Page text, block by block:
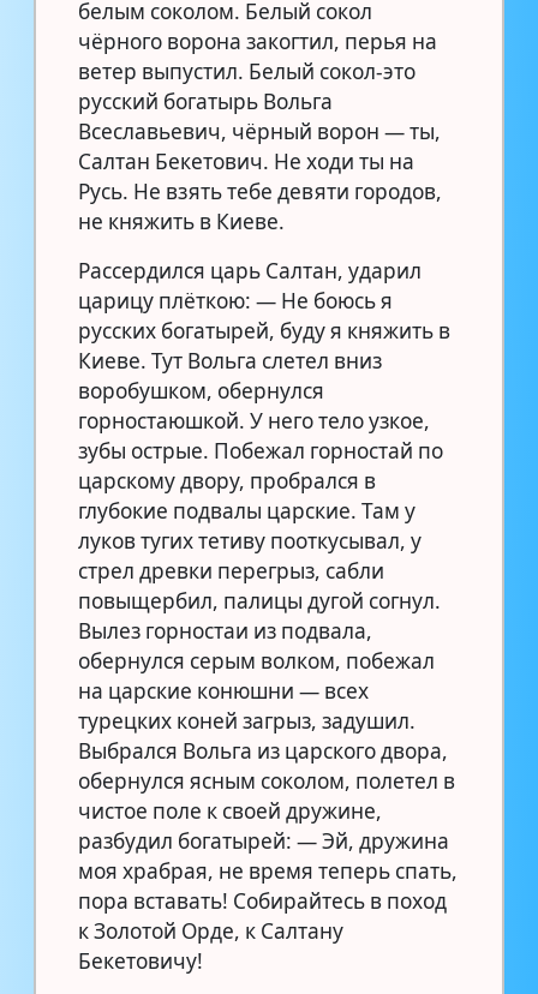
белым соколом. Белый сокол
чёрного ворона закогтил, перья на
ветер выпустил. Белый сокол-это
русский богатырь Вольга
Всеславьевич, чёрный ворон — ты,
Салтан Бекетович. Не ходи ты на
Русь. Не взять тебе девяти городов,
не княжить в Киеве.
Рассердился царь Салтан, ударил
царицу плёткою: — Не боюсь я
русских богатырей, буду я княжить в
Киеве. Тут Вольга слетел вниз
воробушком, обернулся
горностаюшкой. У него тело узкое,
зубы острые. Побежал горностай по
царскому двору, пробрался в
глубокие подвалы царские. Там у
луков тугих тетиву пооткусывал, у
стрел древки перегрыз, сабли
повыщербил, палицы дугой согнул.
Вылез горностаи из подвала,
обернулся серым волком, побежал
на царские конюшни — всех
турецких коней загрыз, задушил.
Выбрался Вольга из царского двора,
обернулся ясным соколом, полетел в
чистое поле к своей дружине,
разбудил богатырей: — Эй, дружина
моя храбрая, не время теперь спать,
пора вставать! Собирайтесь в поход
к Золотой Орде, к Салтану
Бекетовичу!